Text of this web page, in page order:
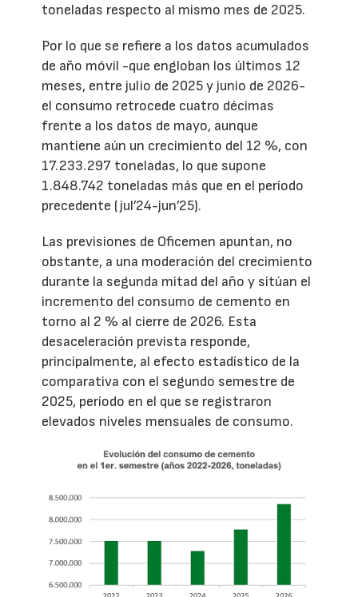
toneladas respecto al mismo mes de 2025.
Por lo que se refiere a los datos acumulados
de año móvil -que engloban los últimos 12
meses, entre julio de 2025 y junio de 2026-
el consumo retrocede cuatro décimas
frente a los datos de mayo, aunque
mantiene aún un crecimiento del 12 %, con
17.233.297 toneladas, lo que supone
1.848.742 toneladas más que en el período
precedente (jul’24-jun’25).
Las previsiones de Oficemen apuntan, no
obstante, a una moderación del crecimiento
durante la segunda mitad del año y sitúan el
incremento del consumo de cemento en
torno al 2 % al cierre de 2026. Esta
desaceleración prevista responde,
principalmente, al efecto estadístico de la
comparativa con el segundo semestre de
2025, período en el que se registraron
elevados niveles mensuales de consumo.